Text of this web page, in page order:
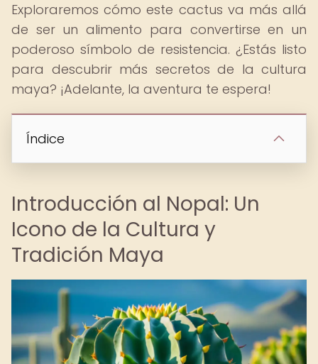
Exploraremos cómo este cactus va más allá
de ser un alimento para convertirse en un
poderoso símbolo de resistencia. ¿Estás listo
para descubrir más secretos de la cultura
maya? ¡Adelante, la aventura te espera!
Índice
Introducción al Nopal: Un
Icono de la Cultura y
Tradición Maya